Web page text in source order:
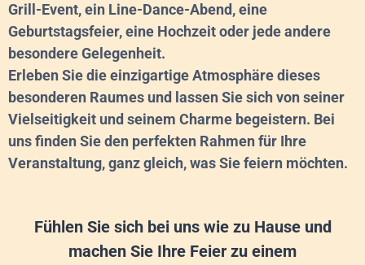
Grill-Event, ein Line-Dance-Abend, eine
Geburtstagsfeier, eine Hochzeit oder jede andere
besondere Gelegenheit.
Erleben Sie die einzigartige Atmosphäre dieses
besonderen Raumes und lassen Sie sich von seiner
Vielseitigkeit und seinem Charme begeistern. Bei
uns finden Sie den perfekten Rahmen für Ihre
Veranstaltung, ganz gleich, was Sie feiern möchten.
Fühlen Sie sich bei uns wie zu Hause und
machen Sie Ihre Feier zu einem